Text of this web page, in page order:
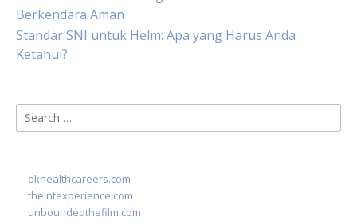
Berkendara Aman
Standar SNI untuk Helm: Apa yang Harus Anda
Ketahui?
Search
for:
okhealthcareers.com
theintexperience.com
unboundedthefilm.com